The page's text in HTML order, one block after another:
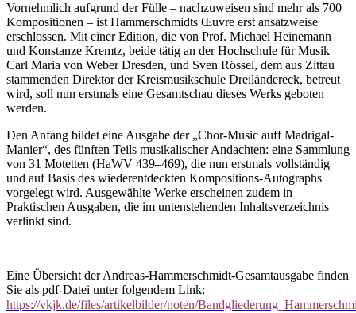
Vornehmlich aufgrund der Fülle – nachzuweisen sind mehr als 700
Kompositionen – ist Hammerschmidts Œuvre erst ansatzweise
erschlossen. Mit einer Edition, die von Prof. Michael Heinemann
und Konstanze Kremtz, beide tätig an der Hochschule für Musik
Carl Maria von Weber Dresden, und Sven Rössel, dem aus Zittau
stammenden Direktor der Kreismusikschule Dreiländereck, betreut
wird, soll nun erstmals eine Gesamtschau dieses Werks geboten
werden.
Den Anfang bildet eine Ausgabe der „Chor-Music auff Madrigal-
Manier“, des fünften Teils musikalischer Andachten: eine Sammlung
von 31 Motetten (HaWV 439–469), die nun erstmals vollständig
und auf Basis des wiederentdeckten Kompositions-Autographs
vorgelegt wird. Ausgewählte Werke erscheinen zudem in
Praktischen Ausgaben, die im untenstehenden Inhaltsverzeichnis
verlinkt sind.
Eine Übersicht der Andreas-Hammerschmidt-Gesamtausgabe finden
Sie als pdf-Datei unter folgendem Link:
https://vkjk.de/files/artikelbilder/noten/